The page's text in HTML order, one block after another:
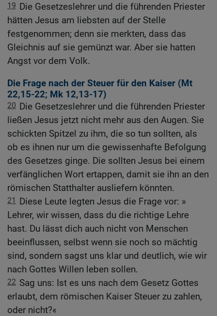
19 Die Gesetzeslehrer und die führenden Priester
hätten Jesus am liebsten auf der Stelle
festgenommen; denn sie merkten, dass das
Gleichnis auf sie gemünzt war. Aber sie hatten
Angst vor dem Volk.
Die Frage nach der Steuer für den Kaiser (Mt
22,15-22; Mk 12,13-17)
20 Die Gesetzeslehrer und die führenden Priester
ließen Jesus jetzt nicht mehr aus den Augen. Sie
schickten Spitzel zu ihm, die so tun sollten, als
ob es ihnen nur um die gewissenhafte Befolgung
des Gesetzes ginge. Die sollten Jesus bei einem
verfänglichen Wort ertappen, damit sie ihn an den
römischen Statthalter ausliefern könnten.
21 Diese Leute legten Jesus die Frage vor: »
Lehrer, wir wissen, dass du die richtige Lehre
hast. Du lässt dich auch nicht von Menschen
beeinflussen, selbst wenn sie noch so mächtig
sind, sondern sagst uns klar und deutlich, wie wir
nach Gottes Willen leben sollen.
22 Sag uns: Ist es uns nach dem Gesetz Gottes
erlaubt, dem römischen Kaiser Steuer zu zahlen,
oder nicht?«